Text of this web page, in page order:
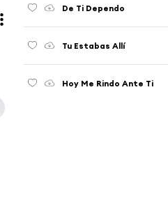
De Ti Dependo
Tu Estabas Allí
Hoy Me Rindo Ante Ti